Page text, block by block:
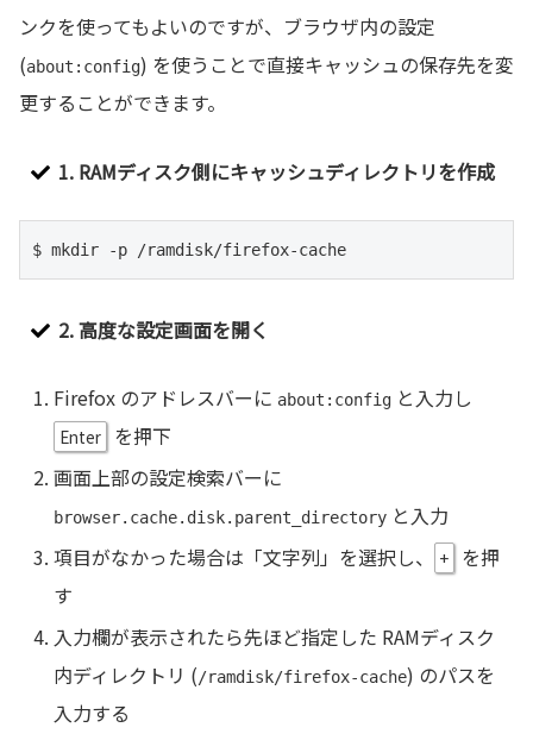
ンクを使ってもよいのですが、ブラウザ内の設定
(about:config) を使うことで直接キャッシュの保存先を変
更することができます。
1. RAMディスク側にキャッシュディレクトリを作成
$ mkdir -p /ramdisk/firefox-cache
2. 高度な設定画面を開く
Firefox のアドレスバーに about:config と入力し
Enter を押下
画面上部の設定検索バーに
browser.cache.disk.parent_directory と入力
項目がなかった場合は「文字列」を選択し、
+ を押
す
入力欄が表示されたら先ほど指定した RAMディスク
内ディレクトリ (/ramdisk/firefox-cache) のパスを
入力する